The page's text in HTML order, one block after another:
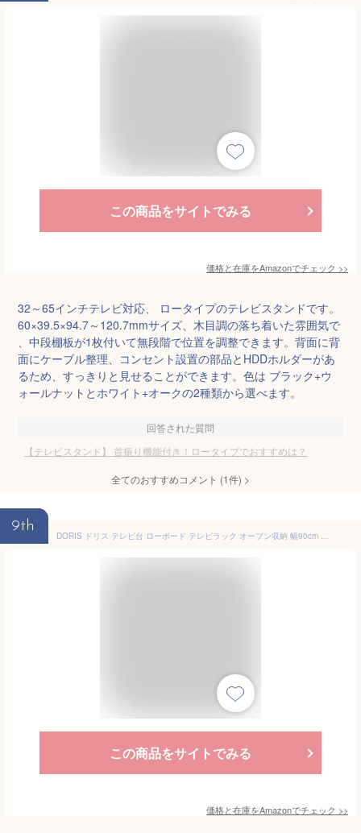
この商品をサイトでみる
価格と在庫をAmazonでチェック >>
32～65インチテレビ対応、 ロータイプのテレビスタンドです。
60×39.5×94.7～120.7mmサイズ、木目調の落ち着いた雰囲気で
、中段棚板が1枚付いて無段階で位置を調整できます。背面に背
面にケーブル整理、コンセント設置の部品とHDDホルダーがあ
るため、すっきりと見せることができます。色は ブラック+ウ
ォールナットとホワイト+オークの2種類から選べます。
回答された質問
【テレビスタンド】 首振り機能付き！ロータイプでおすすめは？
全てのおすすめコメント (1件) >
9th
DORIS ドリス テレビ台 ローボード テレビラック オープン収納 幅90cm 組立式 TVボード マーブル 楓 カエデ90 【16312】
この商品をサイトでみる
価格と在庫をAmazonでチェック >>